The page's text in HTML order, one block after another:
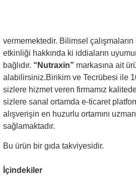
vermemektedir. Bilimsel
etkinliği hakkında ki iddiaların
bağlıdır. “Nutraxin” markasına ait
alabilirsiniz.Birikim ve Tecrübesi ile
sizlere hizmet veren firmamız
sizlere sanal ortamda e-ticaret
alışverişin en huzurlu ortamını
sağlamaktadır.
Bu ürün bir gıda takviyesidir.
İçindekiler